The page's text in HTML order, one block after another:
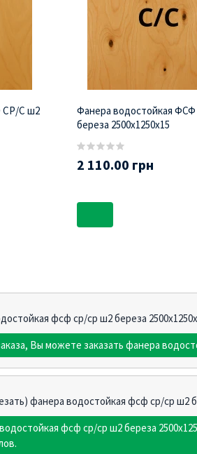
СР/С ш2
Фанера водостойкая
береза 2500х1250х15
2 110.00 грн
фсф ср/ср ш2 береза
Вы можете заказать фанера
фанера водостойкая фсф ср/ср ш2
фсф ср/ср ш2 береза